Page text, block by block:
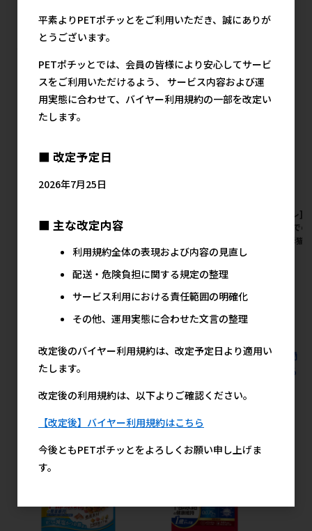
猫用フード プレミアムドライ･半生 1Kg未
避妊･去勢した猫の体重ケア 避
キン 150g【8月特価】
メーカー希望小売価格
メーカー希望小売価格
[ネスレ]
1歳まで
期の母猫
すべての猫用フード プレミアムドライ･半生 1Kg未満の人気商
品を見る
平素よりPETポチッとをご利用いただき、誠にありが
とうございます。
PETポチッとでは、会員の皆様により安心してサービ
スをご利用いただけるよう、 サービス内容および運
用実態に合わせて、バイヤー利用規約の一部を改定い
たします。
■ 改定予定日
2026年7月25日
■ 主な改定内容
利用規約全体の表現および内容の見直し
配送・危険負担に関する規定の整理
サービス利用における責任範囲の明確化
その他、運用実態に合わせた文言の整理
改定後のバイヤー利用規約は、改定予定日より適用い
たします。
改定後の利用規約は、以下よりご確認ください。
【改定後】バイヤー利用規約はこちら
今後ともPETポチッとをよろしくお願い申し上げま
す。